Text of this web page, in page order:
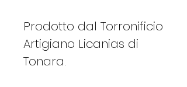
Prodotto dal Torronificio
Artigiano Licanias di
Tonara.